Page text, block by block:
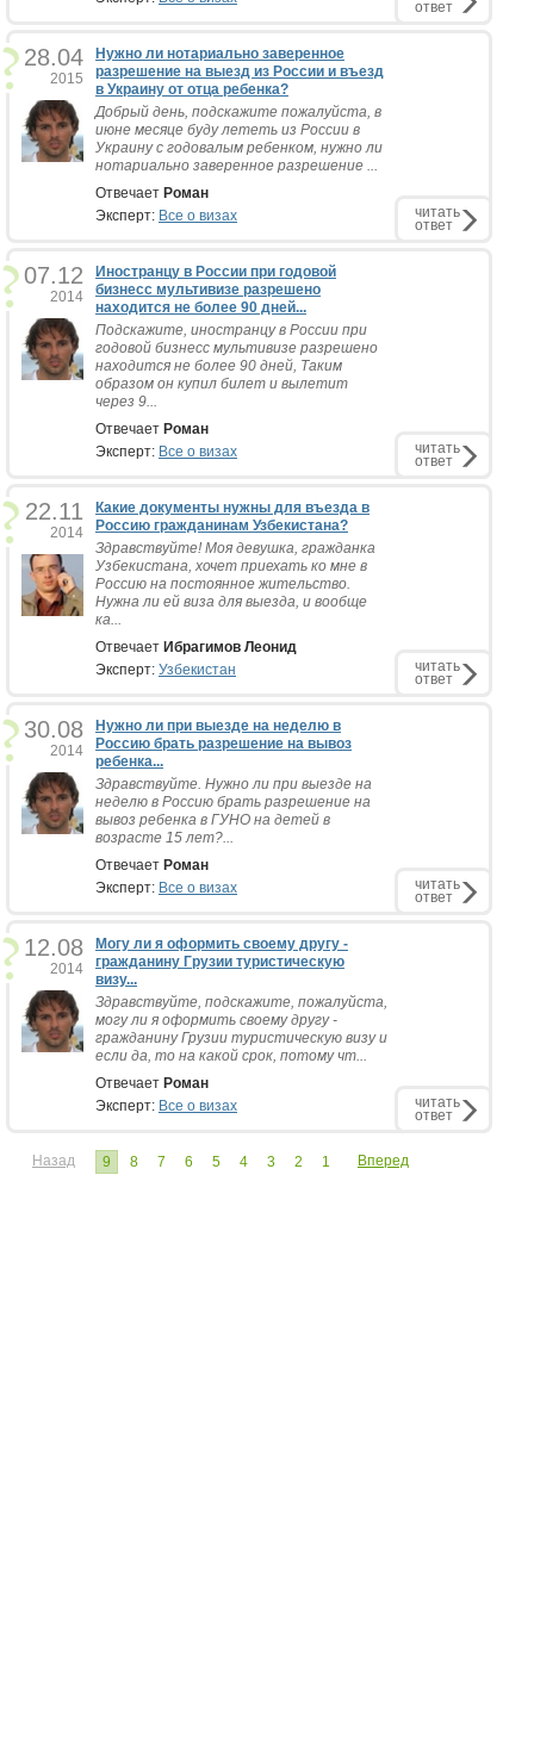
ответ
28.04
2015
Нужно ли нотариально заверенное
разрешение на выезд из России и въезд
в Украину от отца ребенка?
Добрый день, подскажите пожалуйста, в
июне месяце буду лететь из России в
Украину с годовалым ребенком, нужно ли
нотариально заверенное разрешение ...
Отвечает Роман
Эксперт: Все о визах читать
ответ
07.12
2014
Иностранцу в России при годовой
бизнесс мультивизе разрешено
находится не более 90 дней...
Подскажите, иностранцу в России при
годовой бизнесс мультивизе разрешено
находится не более 90 дней, Таким
образом он купил билет и вылетит
через 9...
Отвечает Роман
Эксперт: Все о визах читать
ответ
22.11
2014
Какие документы нужны для въезда в
Россию гражданинам Узбекистана?
Здравствуйте! Моя девушка, гражданка
Узбекистана, хочет приехать ко мне в
Россию на постоянное жительство.
Нужна ли ей виза для выезда, и вообще
ка...
Отвечает Ибрагимов Леонид
Эксперт: Узбекистан читать
ответ
30.08
2014
Нужно ли при выезде на неделю в
Россию брать разрешение на вывоз
ребенка...
Здравствуйте. Нужно ли при выезде на
неделю в Россию брать разрешение на
вывоз ребенка в ГУНО на детей в
возрасте 15 лет?...
Отвечает Роман
Эксперт: Все о визах читать
ответ
12.08
2014
Могу ли я оформить своему другу -
гражданину Грузии туристическую
визу...
Здравствуйте, подскажите, пожалуйста,
могу ли я оформить своему другу -
гражданину Грузии туристическую визу и
если да, то на какой срок, потому чт...
Отвечает Роман
Эксперт: Все о визах читать
ответ
Назад 9 8 7 6 5 4 3 2 1 Вперед